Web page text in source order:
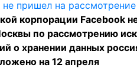
корпорации Facebook
по рассмотрению
о хранении данных
на 12 апреля